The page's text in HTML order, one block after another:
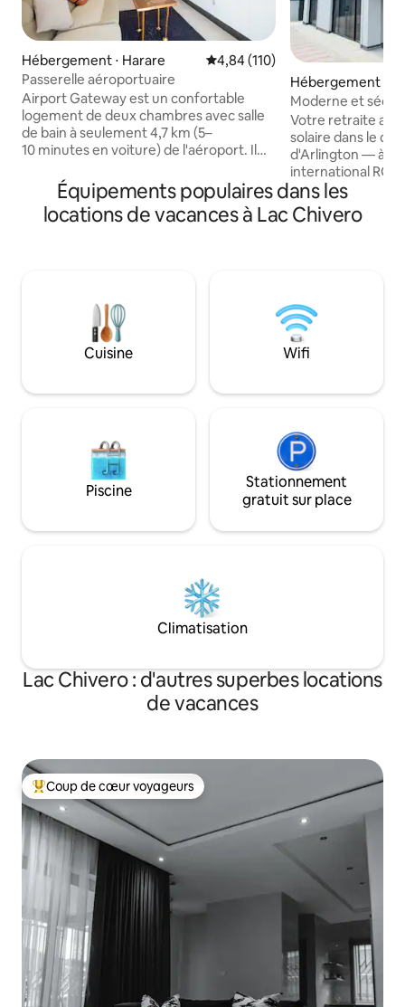
Hébergement ⋅ Harare Évaluation moyenne sur la
4,84 (110)
Passerelle aéroportuaire
Airport Gateway est un confortable
logement de deux chambres avec salle
de bain à seulement 4,7 km (5–
10 minutes en voiture) de l'aéroport. Il
coin salon, idéal pour les familles, les
collègues ou les voyageurs en transit qui
préfèrent la restauration autonome. La
dispose d'un canapé et d'une télévision
connectée. Les voyageurs bénéficient
d'un parking sécurisé, d'une connexion
Wi-Fi rapide, d'une arrivée autonome,
et d'un environnement calme et sûr.
Hébergement ⋅
Moderne et
solaire, forage,
Votre retraite
solaire dans le
d'Arlington — à
international RGM. ⚡ Jamais hors
alimentation
complète, eau de
illimité 🛏️ 3
(compatible avec
bébé, literie pour
haute 🔒 Sécurité
domaine sécurisé
l'aéroport, les
Équipements populaires dans les
locations de vacances à Lac Chivero
Cuisine Wifi
Piscine
Stationnement
gratuit sur place
Climatisation
Lac Chivero : d'autres superbes locations
de vacances
Coups de cœur voyageurs les plus appréciés
Coup de cœur voyageurs